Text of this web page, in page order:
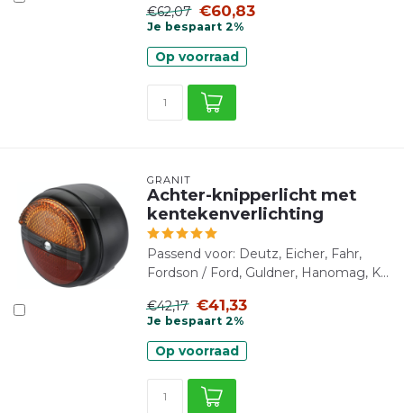
€62,07 €60,83
Je bespaart 2%
Op voorraad
GRANIT
Achter-knipperlicht met
kentekenverlichting
Passend voor: Deutz, Eicher, Fahr,
Fordson / Ford, Guldner, Hanomag, K...
€42,17 €41,33
Je bespaart 2%
Op voorraad